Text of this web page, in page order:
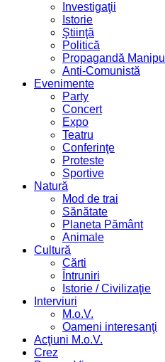
Investigaţii
Istorie
Ştiinţă
Politică
Propagandă
Anti-Comunistă
Evenimente
Party
Concert
Expo
Teatru
Conferinţe
Proteste
Sportive
Natură
Mod de trai
Sănătate
Planeta Pământ
Animale
Cultură
Cărti
Întruniri
Istorie / Civilizaţie
Interviuri
M.o.V.
Oameni interesanţi
Acţiuni M.o.V.
Crez